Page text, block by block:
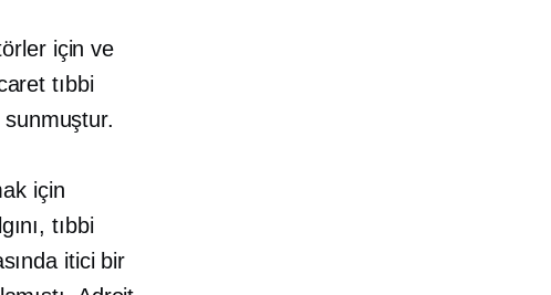
için ve
tıbbi
için
tıbbi
itici bir